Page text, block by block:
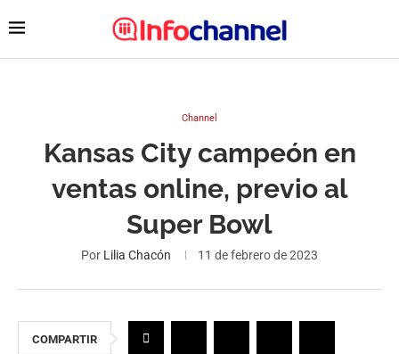
Channel
Kansas City campeón en
ventas online, previo al
Super Bowl
Por Lilia Chacón 11 de febrero de 2023
COMPARTIR